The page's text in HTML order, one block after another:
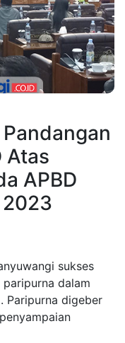
Atas
APBD
sukses
dalam
Paripurna digeber